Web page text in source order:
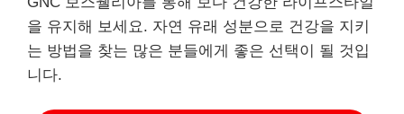
을 유지해 보세요. 자연 유래 성분으로 건강을 지키
는 방법을 찾는 많은 분들에게 좋은 선택이 될 것입
니다.